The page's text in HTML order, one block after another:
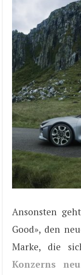
Ansonsten
Good», den
Marke, die
Konzerns